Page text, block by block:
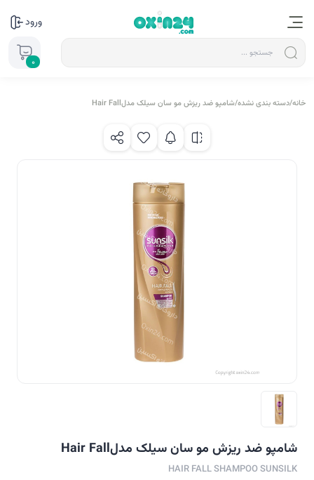
ورود
0
خانه/دسته بندی نشده/شامپو ضد ریزش مو سان سیلک مدلHair Fall
شامپو ضد ریزش مو سان سیلک مدلHair Fall
HAIR FALL SHAMPOO SUNSILK